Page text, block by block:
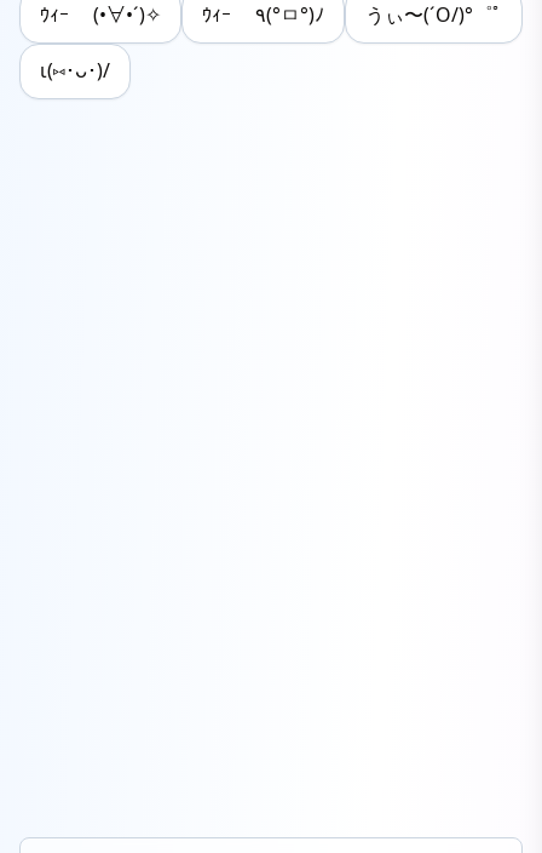
ｳｨｰ (•∀•´)✧ ｳｨｰ ٩(°ㅁ°)ﾉ うぃ〜(´O/)°゜ﾟ
ι(⑅･ᴗ･)/